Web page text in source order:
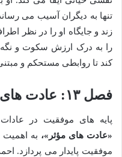
تنها به دیگران آسیب می
زند و جایگاه او را در نظر
را به درک ارزش سکوت و
کند تا روابطی مستحکم و
فصل ۱۳: عادت های مؤثر
پایه های موفقیت در عادات
«عادت های مؤثر»، به
موفقیت پایدار می پردازد.